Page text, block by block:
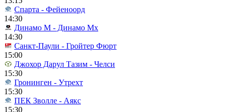
Спарта - Фейеноорд
14:30
Динамо М - Динамо Мх
14:30
Санкт-Паули - Гройтер Фюрт
15:00
Джохор Дарул Тазим - Челси
15:30
Гронинген - Утрехт
15:30
ПЕК Зволле - Аякс
15:30